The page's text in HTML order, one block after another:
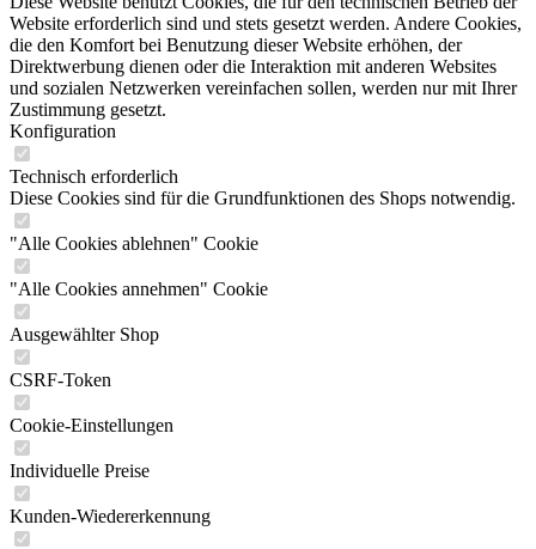
Website erforderlich sind und stets gesetzt werden. Andere Cookies,
die den Komfort bei Benutzung dieser Website erhöhen, der
Direktwerbung dienen oder die Interaktion mit anderen Websites
und sozialen Netzwerken vereinfachen sollen, werden nur mit Ihrer
Zustimmung gesetzt.
Konfiguration
Technisch erforderlich
Diese Cookies sind für die Grundfunktionen des Shops notwendig.
"Alle Cookies ablehnen" Cookie
"Alle Cookies annehmen" Cookie
Ausgewählter Shop
CSRF-Token
Cookie-Einstellungen
Individuelle Preise
Kunden-Wiedererkennung